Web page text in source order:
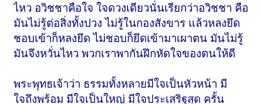
ไหว อวิชชาคือใจ ใจดวงเดียวนั่นเรียกว่าอวิชชา คือ
มันไม่รู้ต่อสิ่งทั้งปวง ไม่รู้ในกองสังขาร แล้วหลงยึด
ชอบเข้าก็หลงยึด ไม่ชอบก็ยึดเข้ามาเผาตน มันไม่รู้
มันจึงหวั่นไหว พวกเราพากันฝึกหัดใจของตนให้ดี
พระพุทธเจ้าว่า ธรรมทั้งหลายมีใจเป็นหัวหน้า มี
ใจถึงพร้อม มีใจเป็นใหญ่ มีใจประเสริฐสุด ครั้น